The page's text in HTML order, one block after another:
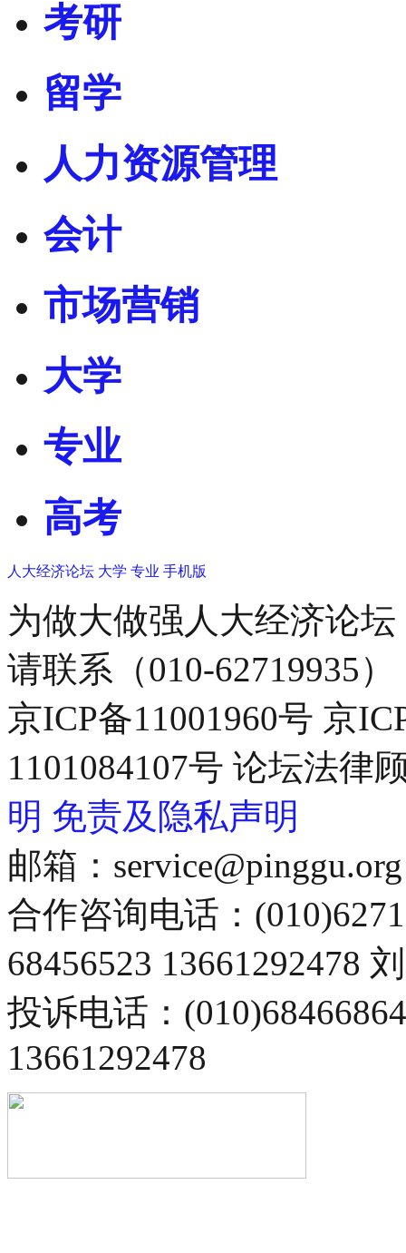
考研
留学
人力资源管理
会计
市场营销
大学
专业
高考
人大经济论坛 大学 专业 手机版
为做大做强人大经济论
请联系（010-62719935）
京ICP备11001960号 京
1101084107号 论坛法律
明 免责及隐私声明
邮箱：service@pinggu.org
合作咨询电话：
68456523 13661292478
投诉电话：
13661292478